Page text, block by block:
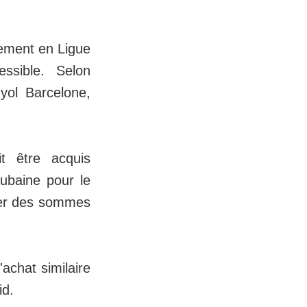
en Ligue
Selon
Barcelone,
être acquis
pour le
des sommes
similaire